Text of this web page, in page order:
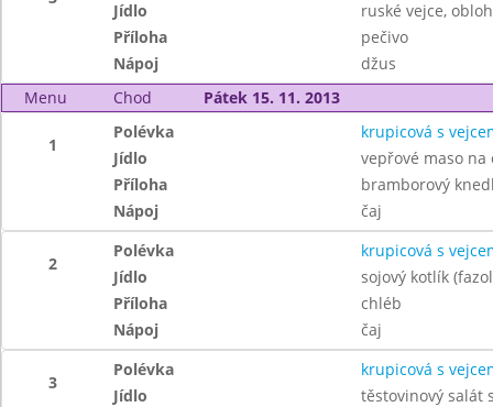
Jídlo
ruské vejce,
Příloha
pečivo
Nápoj
džus
Menu
Chod Pátek 15. 11. 2013
1
Polévka
krupicová s
Jídlo
vepřové maso na
Příloha
bramborový
Nápoj
čaj
2
Polévka
krupicová s
Jídlo
sojový kotlík
Příloha
chléb
Nápoj
čaj
3
Polévka
krupicová s
Jídlo
těstovinový salát